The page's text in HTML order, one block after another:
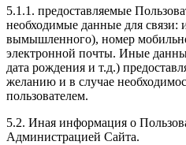
5.1.1. предоставляемые
необходимые данные для связи:
вымышленного), номер
электронной почты. Иные
дата рождения и т.д.)
желанию и в случае
пользователем.
5.2. Иная информация о
Администрацией Сайта.